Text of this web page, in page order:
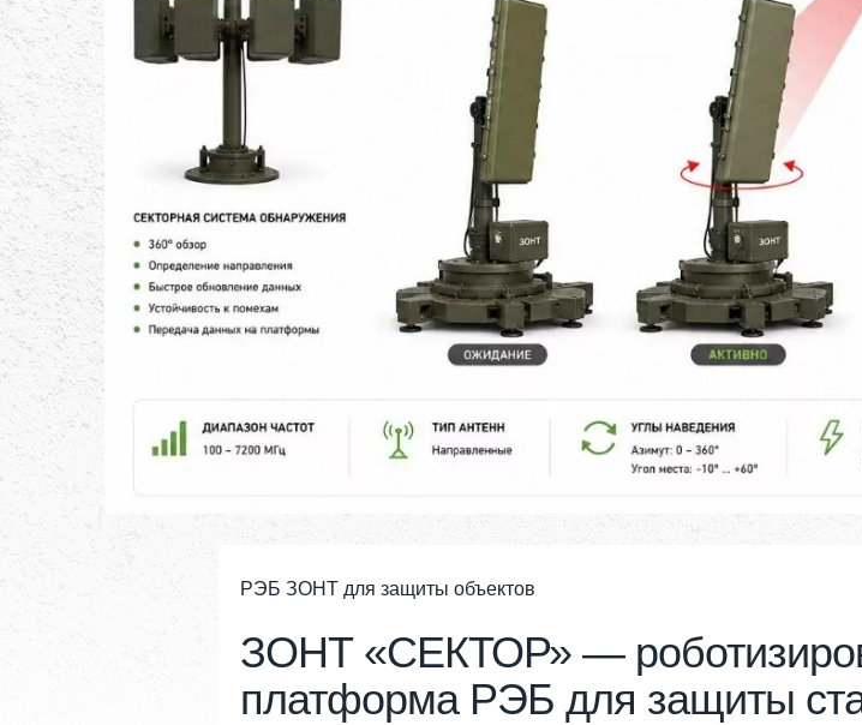
РЭБ ЗОНТ для защиты объектов
ЗОНТ «СЕКТОР» —
платформа РЭБ для защиты